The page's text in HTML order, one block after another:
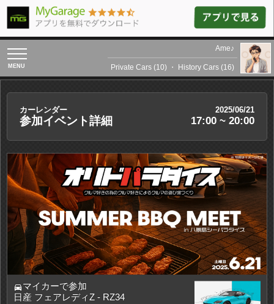
toggle
navigation
Ame♪
Private Cars (10) ・ History Cars (16)
カーレンダー 2025/06/21
参加イベント詳細 17:00 ~ 20:00
directions_carマイカーで参加
日産 フェアレディZ - RZ34